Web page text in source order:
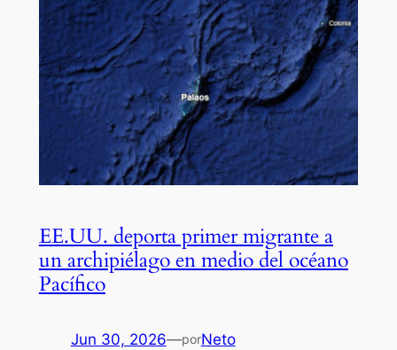
EE.UU. deporta primer migrante a
un archipiélago en medio del océano
Pacífico
Jun 30, 2026—porNeto